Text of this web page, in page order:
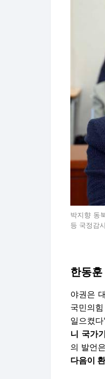
박지향 동
등 국정감
한동
야권은
국민의
일으켰
니 국가
의 발언
다음이